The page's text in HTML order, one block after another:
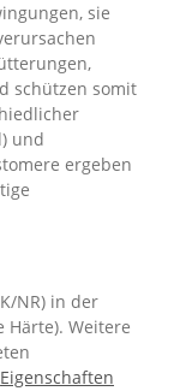
sie
schützen somit
und
ergeben
NR) in der
Härte). Weitere
Eigenschaften